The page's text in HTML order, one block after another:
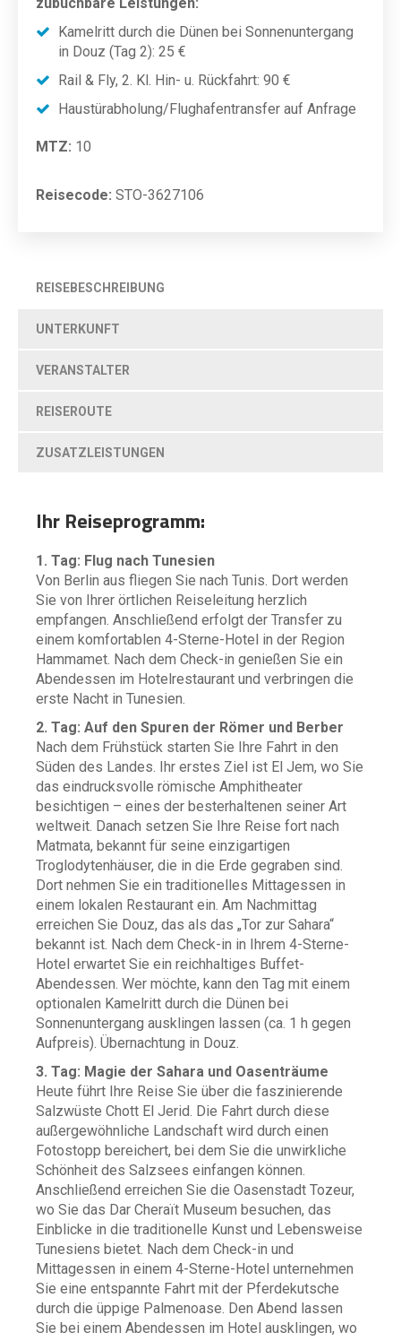
Kamelritt durch die Dünen bei Sonnenuntergang
in Douz (Tag 2): 25 €
Rail & Fly, 2. Kl. Hin- u. Rückfahrt: 90 €
Haustürabholung/Flughafentransfer auf Anfrage
MTZ: 10
Reisecode: STO-3627106
REISEBESCHREIBUNG
UNTERKUNFT
VERANSTALTER
REISEROUTE
ZUSATZLEISTUNGEN
Ihr Reiseprogramm:
1. Tag: Flug nach Tunesien
Von Berlin aus fliegen Sie nach Tunis. Dort werden
Sie von Ihrer örtlichen Reiseleitung herzlich
empfangen. Anschließend erfolgt der Transfer zu
einem komfortablen 4-Sterne-Hotel in der Region
Hammamet. Nach dem Check-in genießen Sie ein
Abendessen im Hotelrestaurant und verbringen die
erste Nacht in Tunesien.
2. Tag: Auf den Spuren der Römer und Berber
Nach dem Frühstück starten Sie Ihre Fahrt in den
Süden des Landes. Ihr erstes Ziel ist El Jem, wo Sie
das eindrucksvolle römische Amphitheater
besichtigen – eines der besterhaltenen seiner Art
weltweit. Danach setzen Sie Ihre Reise fort nach
Matmata, bekannt für seine einzigartigen
Troglodytenhäuser, die in die Erde gegraben sind.
Dort nehmen Sie ein traditionelles Mittagessen in
einem lokalen Restaurant ein. Am Nachmittag
erreichen Sie Douz, das als das „Tor zur Sahara“
bekannt ist. Nach dem Check-in in Ihrem 4-Sterne-
Hotel erwartet Sie ein reichhaltiges Buffet-
Abendessen. Wer möchte, kann den Tag mit einem
optionalen Kamelritt durch die Dünen bei
Sonnenuntergang ausklingen lassen (ca. 1 h gegen
Aufpreis). Übernachtung in Douz.
3. Tag: Magie der Sahara und Oasenträume
Heute führt Ihre Reise Sie über die faszinierende
Salzwüste Chott El Jerid. Die Fahrt durch diese
außergewöhnliche Landschaft wird durch einen
Fotostopp bereichert, bei dem Sie die unwirkliche
Schönheit des Salzsees einfangen können.
Anschließend erreichen Sie die Oasenstadt Tozeur,
wo Sie das Dar Cheraït Museum besuchen, das
Einblicke in die traditionelle Kunst und Lebensweise
Tunesiens bietet. Nach dem Check-in und
Mittagessen in einem 4-Sterne-Hotel unternehmen
Sie eine entspannte Fahrt mit der Pferdekutsche
durch die üppige Palmenoase. Den Abend lassen
Sie bei einem Abendessen im Hotel ausklingen, wo